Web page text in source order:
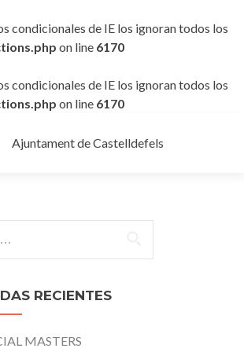
condicionales de IE los ignoran todos los
on line 6170
condicionales de IE los ignoran todos los
on line 6170
Ajuntament de Castelldefels
RECIENTES
MASTERS